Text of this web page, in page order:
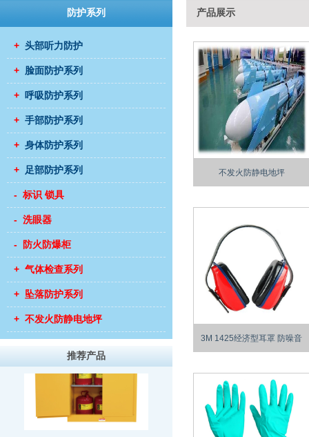
防护系列
+ 头部听力防护
+ 脸面防护系列
+ 呼吸防护系列
+ 手部防护系列
+ 身体防护系列
+ 足部防护系列
- 标识 锁具
- 洗眼器
- 防火防爆柜
+ 气体检查系列
+ 坠落防护系列
+ 不发火防静电地坪
推荐产品
产品展示
不发火防静电地坪
3M 1425经济型耳罩 防噪音